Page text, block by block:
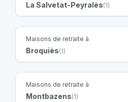
La Salvetat-Peyralès(1)
Maisons de retraite à
Broquiès(1)
Maisons de retraite à
Montbazens(1)